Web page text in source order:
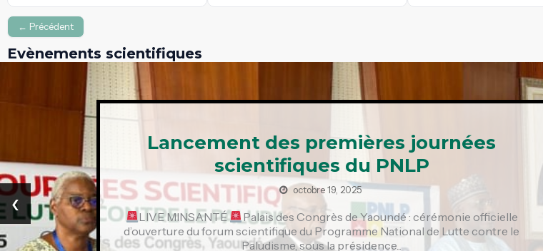
← Précédent
Evènements scientifiques
Lancement des premières journées
scientifiques du PNLP
octobre 19, 2025
LIVE MINSANTÉ
Palais des Congrès de Yaoundé : cérémonie officielle
d’ouverture du forum scientifique du Programme National de Lutte contre le
Paludisme, sous la présidence...
‹